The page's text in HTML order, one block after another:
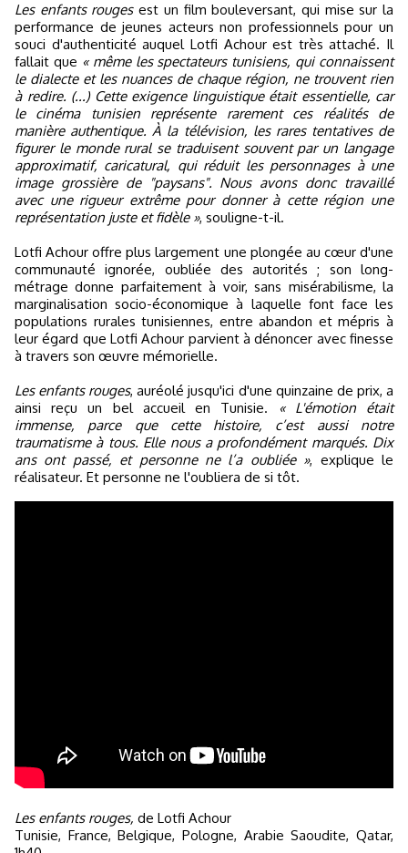
Les enfants rougesest un film bouleversant, qui mise sur la
performance de jeunes acteurs non professionnels pour un
souci d'authenticité auquel Lotfi Achour est très attaché. Il
fallait que « même les spectateurs tunisiens, qui connaissent
le dialecte et les nuances de chaque région, ne trouvent rien
à redire. (...) Cette exigence linguistique était essentielle, car
le cinéma tunisien représente rarement ces réalités de
manière authentique. À la télévision, les rares tentatives de
figurer le monde rural se traduisent souvent par un langage
approximatif, caricatural, qui réduit les personnages à une
image grossière de "paysans". Nous avons donc travaillé
avec une rigueur extrême pour donner à cette région une
représentation juste et fidèle », souligne-t-il.
Lotfi Achour offre plus largement une plongée au cœur d'une
communauté ignorée, oubliée des autorités ; son long-
métrage donne parfaitement à voir, sans misérabilisme, la
marginalisation socio-économique à laquelle font face les
populations rurales tunisiennes, entre abandon et mépris à
leur égard que Lotfi Achour parvient à dénoncer avec finesse
à travers son œuvre mémorielle.
Les enfants rouges, auréolé jusqu'ici d'une quinzaine de prix, a
ainsi reçu un bel accueil en Tunisie.
« L'émotion était
immense, parce que cette histoire, c’est aussi notre
traumatisme à tous. Elle nous a profondément marqués. Dix
ans ont passé, et personne ne l’a oubliée », explique le
réalisateur. Et personne ne l'oubliera de si tôt.
Les enfants rouges, de Lotfi Achour
Tunisie, France, Belgique, Pologne, Arabie Saoudite, Qatar,